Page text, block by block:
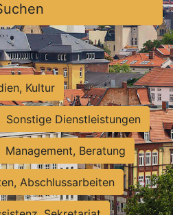
Kultur
Sonstige Dienstleistungen
Management, Beratung
Abschlussarbeiten